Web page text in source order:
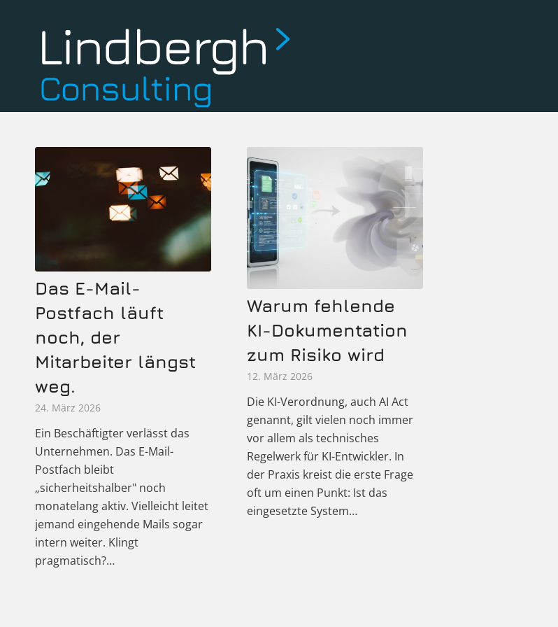
Das E-Mail-
Postfach läuft
noch, der
Mitarbeiter längst
weg.
24. März 2026
Ein Beschäftigter verlässt das
Unternehmen. Das E-Mail-
Postfach bleibt
„sicherheitshalber" noch
monatelang aktiv. Vielleicht leitet
jemand eingehende Mails sogar
intern weiter. Klingt
pragmatisch?…
Warum fehlende
KI-Dokumentation
zum Risiko wird
12. März 2026
Die KI-Verordnung, auch AI Act
genannt, gilt vielen noch immer
vor allem als technisches
Regelwerk für KI-Entwickler. In
der Praxis kreist die erste Frage
oft um einen Punkt: Ist das
eingesetzte System…